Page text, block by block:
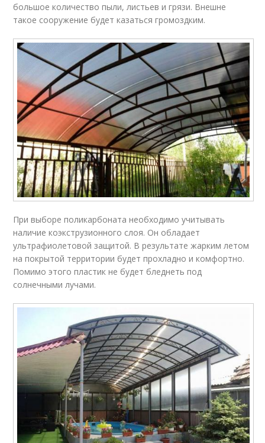
большое количество пыли, листьев и грязи. Внешне
такое сооружение будет казаться громоздким.
При выборе поликарбоната необходимо учитывать
наличие коэкструзионного слоя. Он обладает
ультрафиолетовой защитой. В результате жарким летом
на покрытой территории будет прохладно и комфортно.
Помимо этого пластик не будет бледнеть под
солнечными лучами.